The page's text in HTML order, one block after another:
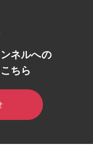
ネルへの
ちら